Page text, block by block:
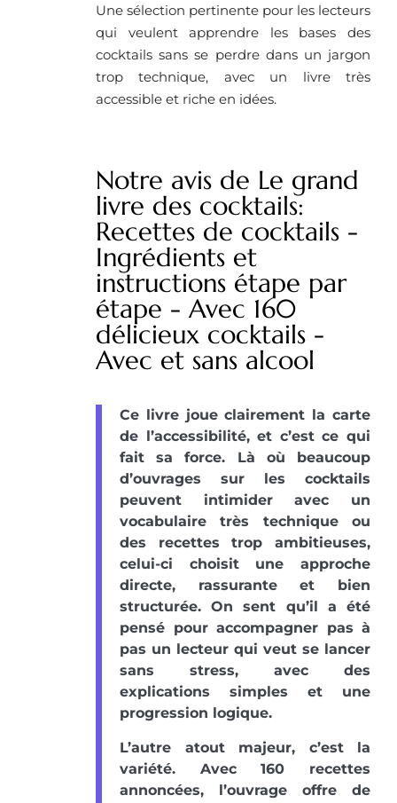
Une sélection pertinente pour les lecteurs
qui veulent apprendre les bases des
cocktails sans se perdre dans un jargon
trop technique, avec un livre très
accessible et riche en idées.
Notre avis de Le grand
livre des cocktails:
Recettes de cocktails -
Ingrédients et
instructions étape par
étape - Avec 160
délicieux cocktails -
Avec et sans alcool
Ce livre joue clairement la carte
de l’accessibilité, et c’est ce qui
fait sa force. Là où beaucoup
d’ouvrages sur les cocktails
peuvent intimider avec un
vocabulaire très technique ou
des recettes trop ambitieuses,
celui-ci choisit une approche
directe, rassurante et bien
structurée. On sent qu’il a été
pensé pour accompagner pas à
pas un lecteur qui veut se lancer
sans stress, avec des
explications simples et une
progression logique.
L’autre atout majeur, c’est la
variété. Avec 160 recettes
annoncées, l’ouvrage offre de